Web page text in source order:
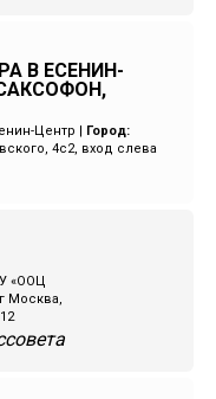
В ЕСЕНИН-
Центр
Город:
4с2, вход слева
«ООЦ
г Москва,